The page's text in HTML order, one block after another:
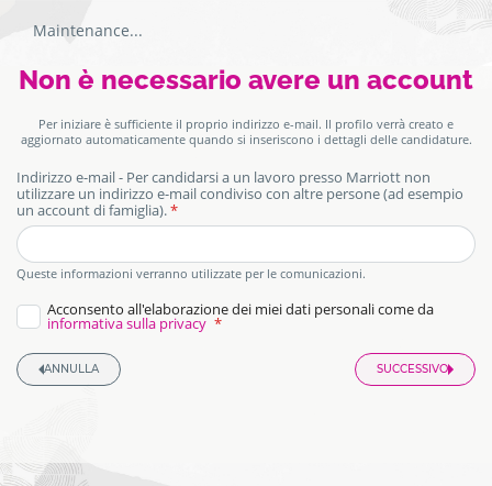
Maintenance...
Form
candidatura
Schermata
autenticazione.
Non è necessario avere un account
Per iniziare è sufficiente il proprio indirizzo e-mail. Il profilo verrà creato e
aggiornato automaticamente quando si inseriscono i dettagli delle candidature.
Indirizzo e-mail - Per candidarsi a un lavoro presso Marriott non
utilizzare un indirizzo e-mail condiviso con altre persone (ad esempio
un account di famiglia).
honeypot
Queste informazioni verranno utilizzate per le comunicazioni.
Acconsento all'elaborazione dei miei dati personali come da
informativa sulla privacy
ANNULLA SUCCESSIVO